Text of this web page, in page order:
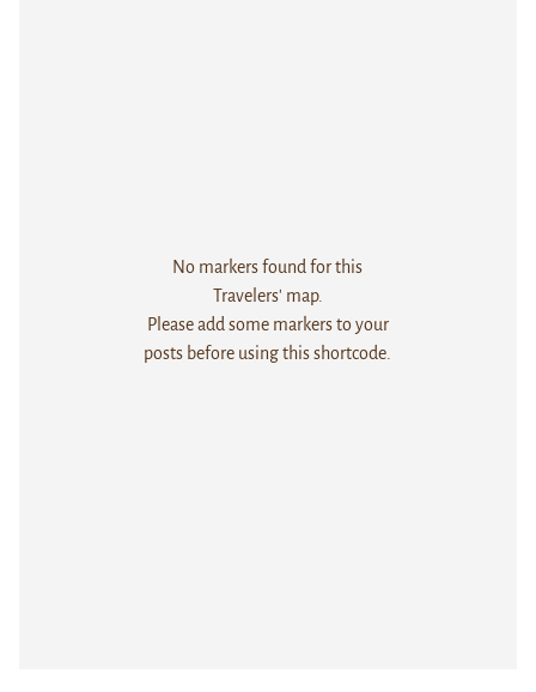
No markers found for this
Travelers' map.
Please add some markers to your
posts before using this shortcode.